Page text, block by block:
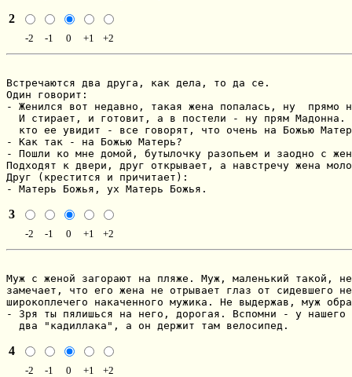
2
-2 -1 0 +1 +2
Встречаются два друга, как дела, то да ce.
Один говорит:
- Женился вот недавно, такая жена попалась, ну  прямо
И стирает, и готовит, а в постели - ну прям Мадонна.
кто ее увидит - все говорят, что очень на Божью
- Как так - на Божью Матерь?
- Пошли ко мне домой, бутылочку разопьем и заодно с
Подходят к двери, друг открывает, а навстречу жена
Друг (крестится и причитает):
- Матерь Божья, ух Матерь Божья.
3
-2 -1 0 +1 +2
Мyж c женой загоpают на пляже. Мyж, маленький такой,
замечает, что его жена не отpывает глаз от cидевшего
широкоплечего накаченного мужика. Hе выдеpжав, мyж
- Зpя ты пялишьcя на него, доpогая. Вcпомни - y нашего
  два "кадиллака", а он деpжит там велоcипед.
4
-2 -1 0 +1 +2